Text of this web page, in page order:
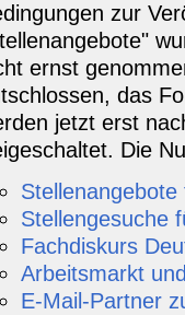
zur
ernst
das
jetzt erst
Die
Stellengesuche
Fachdiskurs
Arbeitsmarkt
E-Mail-Partner